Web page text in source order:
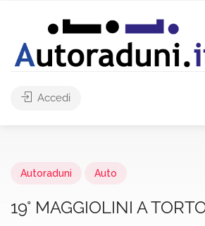
Accedi
Autoraduni Auto
19° MAGGIOLINI A